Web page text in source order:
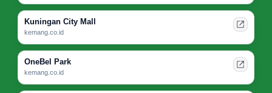
Kuningan City Mall
kemang.co.id
OneBel Park
kemang.co.id